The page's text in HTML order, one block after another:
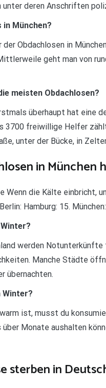
deren Anschriften
in München?
Obdachlosen in
geht man von
meisten Obdachlosen?
überhaupt hat eine
3700 freiwillige Helfer
unter der Bücke, in
in München
Wenn die Kälte einbricht,
Hamburg: 15.
werden
Manche Städte
übernachten.
Winter?
ist, musst du
Monate aushalten
sterben in